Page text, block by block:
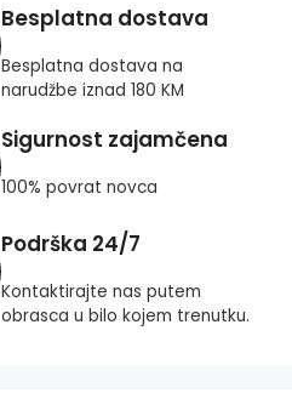
Besplatna dostava
Besplatna dostava na
narudžbe iznad 180 KM
Sigurnost zajamčena
100% povrat novca
Podrška 24/7
Kontaktirajte nas putem
obrasca u bilo kojem trenutku.